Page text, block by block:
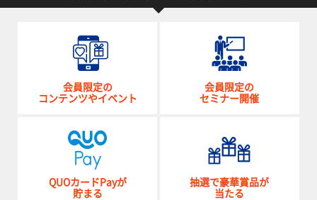
会員限定の
コンテンツやイベント
会員限定の
セミナー開催
QUOカードPayが
貯まる
抽選で豪華賞品が
当たる